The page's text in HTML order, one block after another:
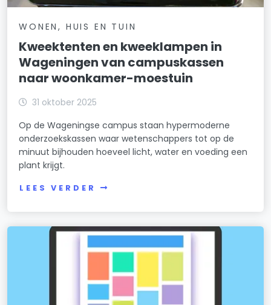
WONEN, HUIS EN TUIN
Kweektenten en kweeklampen in
Wageningen van campuskassen
naar woonkamer-moestuin
31 oktober 2025
Op de Wageningse campus staan hypermoderne
onderzoekskassen waar wetenschappers tot op de
minuut bijhouden hoeveel licht, water en voeding een
plant krijgt.
LEES VERDER